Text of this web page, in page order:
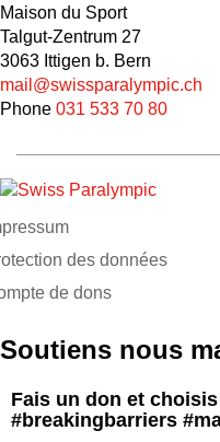
Maison du Sport
Talgut-Zentrum 27
3063 Ittigen b. Bern
mail@swissparalympic.ch
Phone 031 533 70 80
des données
de dons
Soutiens nous
Fais un don et choisis
#breakingbarriers